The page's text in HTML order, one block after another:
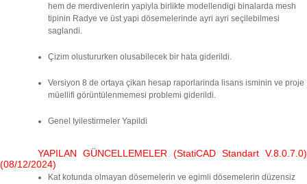
hem de merdivenlerin yapiyla birlikte modellendigi binalarda mesh
tipinin Radye ve üst yapi dösemelerinde ayri ayri seçilebilmesi
saglandi.
Çizim olustururken olusabilecek bir hata giderildi.
Versiyon 8 de ortaya çikan hesap raporlarinda lisans isminin ve proje
müellifi görüntülenmemesi problemi giderildi.
Genel Iyilestirmeler Yapildi
YAPILAN GÜNCELLEMELER (StatiCAD Standart V.8.0.7.0)
(08/12/2024)
Kat kotunda olmayan dösemelerin ve egimli dösemelerin düzensiz